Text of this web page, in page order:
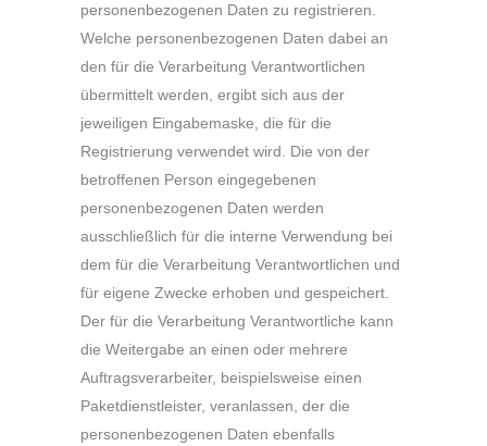
personenbezogenen Daten zu registrieren.
Welche personenbezogenen Daten dabei an
den für die Verarbeitung Verantwortlichen
übermittelt werden, ergibt sich aus der
jeweiligen Eingabemaske, die für die
Registrierung verwendet wird. Die von der
betroffenen Person eingegebenen
personenbezogenen Daten werden
ausschließlich für die interne Verwendung bei
dem für die Verarbeitung Verantwortlichen und
für eigene Zwecke erhoben und gespeichert.
Der für die Verarbeitung Verantwortliche kann
die Weitergabe an einen oder mehrere
Auftragsverarbeiter, beispielsweise einen
Paketdienstleister, veranlassen, der die
personenbezogenen Daten ebenfalls